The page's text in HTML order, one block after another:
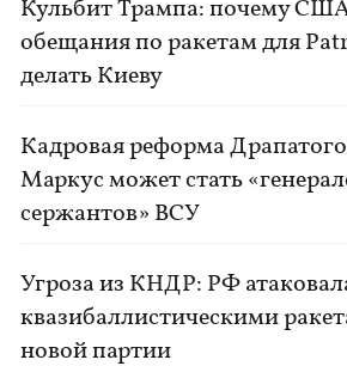
Кульбит Трампа: почему
обещания по ракетам для
делать Киеву
Кадровая реформа
Маркус может стать
сержантов» ВСУ
Угроза из КНДР: РФ
квазибаллистическими
новой партии